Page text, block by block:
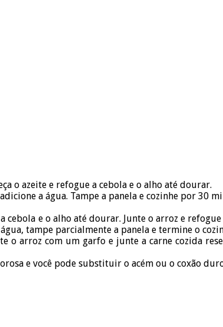
o azeite e refogue a cebola e o alho até dourar.
a água. Tampe a panela e cozinhe por 30
e o alho até dourar. Junte o arroz e
tampe parcialmente a panela e termine o
o arroz com um garfo e junte a carne cozida
e você pode substituir o acém ou o coxão